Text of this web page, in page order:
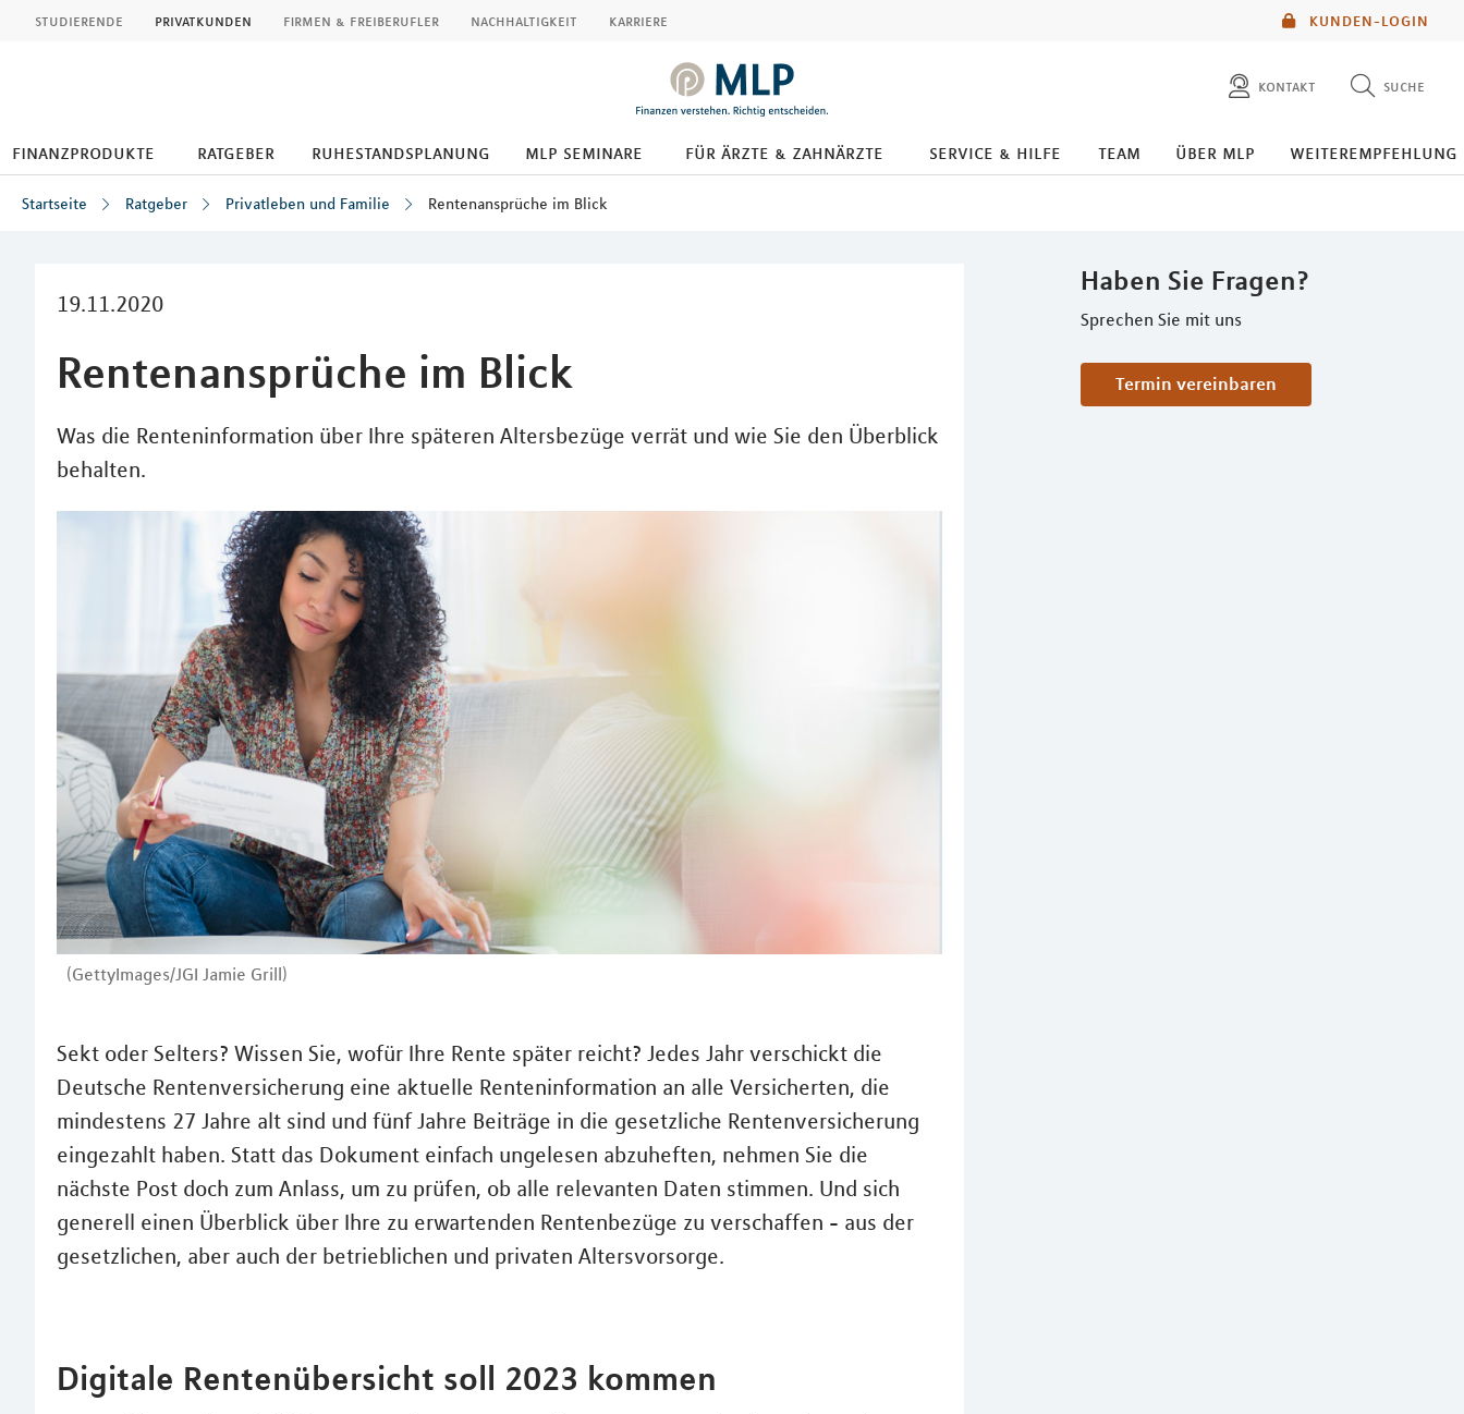
KUNDEN-LOGIN
studierende privatkunden firmen & freiberufler nachhaltigkeit karriere
kontakt suche
diese website durchsuchen
finanzprodukte ratgeber ruhestandsplanung mlp seminare für ärzte & zahnärzte service & hilfe team über mlp weiterempfehlung
Startseite Ratgeber Privatleben und Familie Rentenansprüche im Blick
19.11.2020
Rentenansprüche im Blick
Was die Renteninformation über Ihre späteren Altersbezüge verrät und wie Sie den Überblick
behalten.
(GettyImages/JGI Jamie Grill)
Haben Sie Fragen?
Sprechen Sie mit uns
Termin vereinbaren
Sekt oder Selters? Wissen Sie, wofür Ihre Rente später reicht? Jedes Jahr verschickt die
Deutsche Rentenversicherung eine aktuelle Renteninformation an alle Versicherten, die
mindestens 27 Jahre alt sind und fünf Jahre Beiträge in die gesetzliche Rentenversicherung
eingezahlt haben. Statt das Dokument einfach ungelesen abzuheften, nehmen Sie die
nächste Post doch zum Anlass, um zu prüfen, ob alle relevanten Daten stimmen. Und sich
generell einen Überblick über Ihre zu erwartenden Rentenbezüge zu verschaffen - aus der
gesetzlichen, aber auch der betrieblichen und privaten Altersvorsorge.
Digitale Rentenübersicht soll 2023 kommen